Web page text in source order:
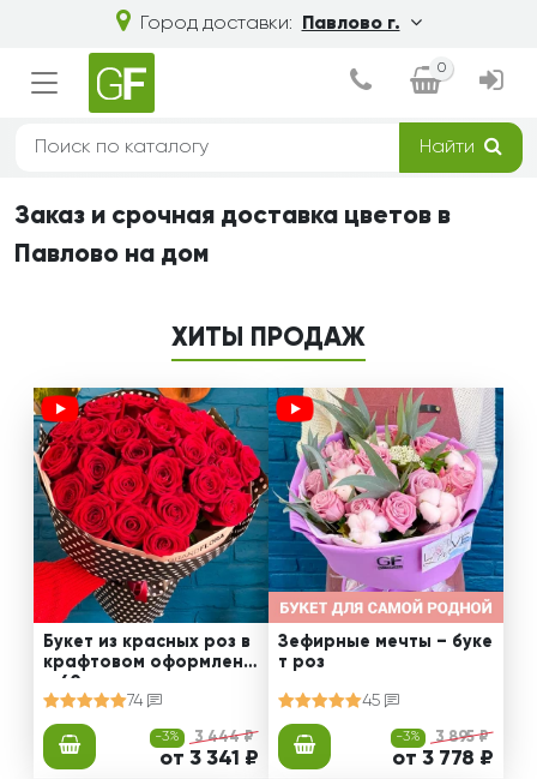
Город доставки: Павлово г.
0
Найти
Заказ и срочная доставка цветов в
Павлово на дом
ХИТЫ ПРОДАЖ
Букет из красных роз в
крафтовом оформлени
и 60 см
74
-3% 3 444 ₽
от 3 341 ₽
Зефирные мечты – буке
т роз
45
-3% 3 895 ₽
от 3 778 ₽